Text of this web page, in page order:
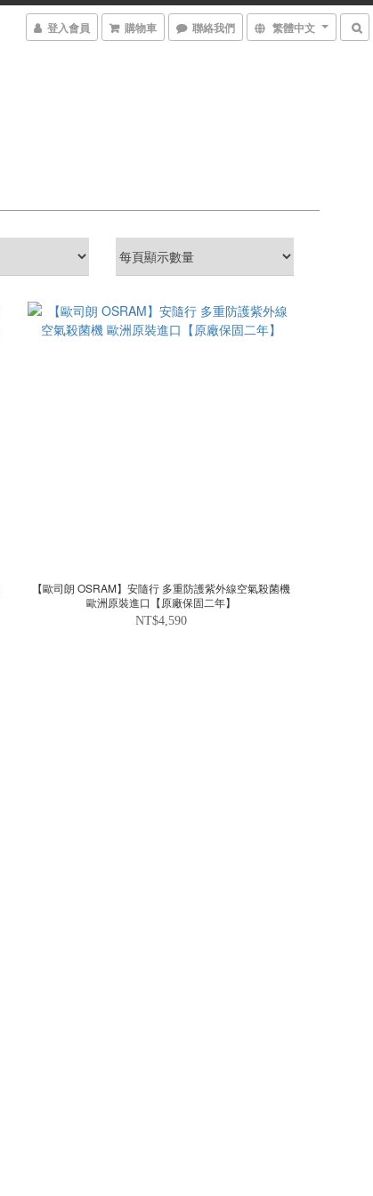
登入會員 購物車 聯絡我們 繁體中文
【歐司朗 OSRAM】安隨行 多重防護紫外線空氣殺菌機
歐洲原裝進口【原廠保固二年】
NT$4,590